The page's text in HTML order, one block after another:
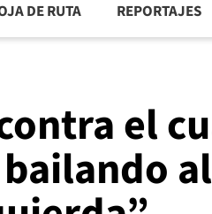
DE RUTA REPORTAJES
el